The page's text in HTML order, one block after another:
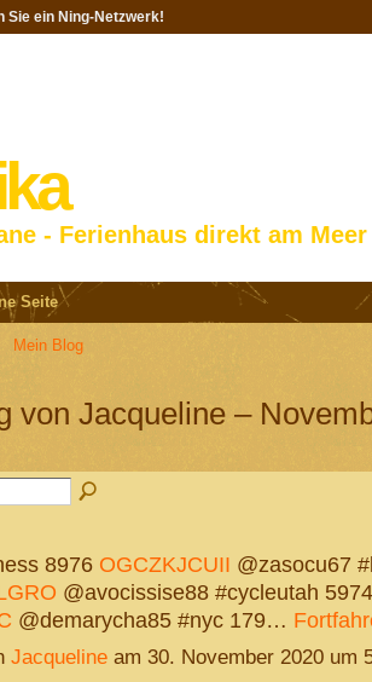
Sie ein Ning-Netzwerk!
- Ferienhaus direkt am Meer
Seite
Mein Blog
von Jacqueline –
8976 OGCZKJCUII @zasocu67
@avocissise88 #cycleutah 5974
@demarycha85 #nyc 179…
Jacquelineam 30. November 2020 um